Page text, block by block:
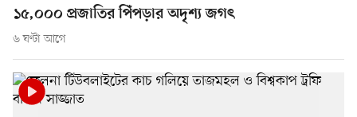
১৫,০০০ প্রজাতির পিঁপড়ার অদৃশ্য জগৎ
৬ ঘণ্টা আগে